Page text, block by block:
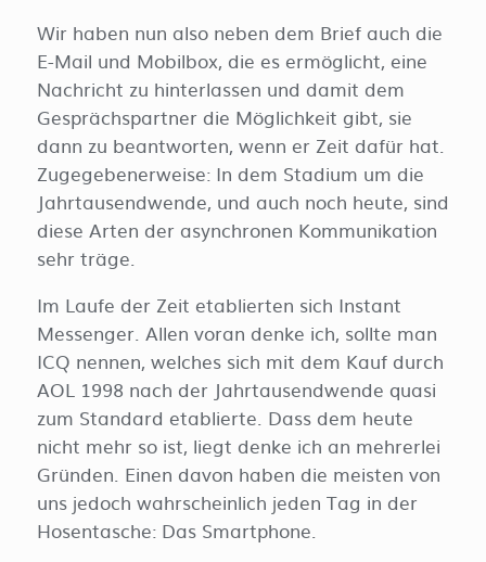
Wir haben nun also neben dem Brief auch die
E-Mail und Mobilbox, die es ermöglicht, eine
Nachricht zu hinterlassen und damit dem
Gesprächspartner die Möglichkeit gibt, sie
dann zu beantworten, wenn er Zeit dafür hat.
Zugegebenerweise: In dem Stadium um die
Jahrtausendwende, und auch noch heute, sind
diese Arten der asynchronen Kommunikation
sehr träge.
Im Laufe der Zeit etablierten sich Instant
Messenger. Allen voran denke ich, sollte man
ICQ nennen, welches sich mit dem Kauf durch
AOL 1998 nach der Jahrtausendwende quasi
zum Standard etablierte. Dass dem heute
nicht mehr so ist, liegt denke ich an mehrerlei
Gründen. Einen davon haben die meisten von
uns jedoch wahrscheinlich jeden Tag in der
Hosentasche: Das Smartphone.